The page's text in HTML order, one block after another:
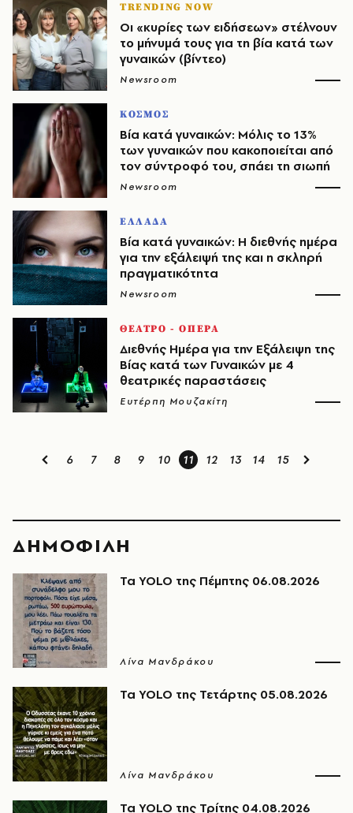
TRENDING NOW
Οι «κυρίες των ειδήσεων» στέλνουν
το μήνυμά τους για τη βία κατά των
γυναικών (βίντεο)
Newsroom
ΚΟΣΜΟΣ
Βία κατά γυναικών: Μόλις το 13%
των γυναικών που κακοποιείται από
τον σύντροφό του, σπάει τη σιωπή
Newsroom
ΕΛΛΑΔΑ
Βία κατά γυναικών: Η διεθνής ημέρα
για την εξάλειψή της και η σκληρή
πραγματικότητα
Newsroom
ΘΕΑΤΡΟ - ΟΠΕΡΑ
Διεθνής Ημέρα για την Εξάλειψη της
Βίας κατά των Γυναικών με 4
θεατρικές παραστάσεις
Ευτέρπη Μουζακίτη
6 7 8 9 10 11 12 13 14 15
ΔΗΜΟΦΙΛΗ
Τα YOLO της Πέμπτης 06.08.2026
Λίνα Μανδράκου
Τα YOLO της Τετάρτης 05.08.2026
Λίνα Μανδράκου
Τα YOLO της Τρίτης 04.08.2026